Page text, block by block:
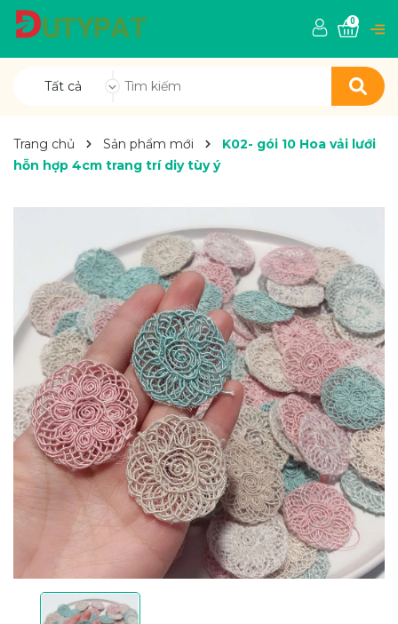
Tất cả
0
Trang chủ Sản phẩm mới
K02- gói 10 Hoa vải lưới
hỗn hợp 4cm trang trí diy tùy ý